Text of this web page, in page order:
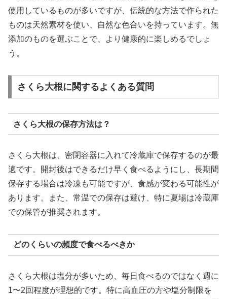
使用しているものが多いですが、伝統的な方法で作られた
ものは天然素材を使い、自然な色合いを持っています。無
添加のものを選ぶことで、より健康的に楽しめるでしょ
う。
さくら大根に関するよくある質問
さくら大根の保存方法は？
さくら大根は、密閉容器に入れて冷蔵庫で保存するのが最
適です。開封後はできるだけ早く食べるようにし、長期間
保存する場合は冷凍も可能ですが、食感が変わる可能性が
あります。また、常温での保存は避け、特に夏場は冷蔵庫
での保管が推奨されます。
どのくらいの頻度で食べるべきか
さくら大根は塩分が多いため、毎日食べるのではなく週に
1〜2回程度が理想的です。特に高血圧の方や塩分制限を